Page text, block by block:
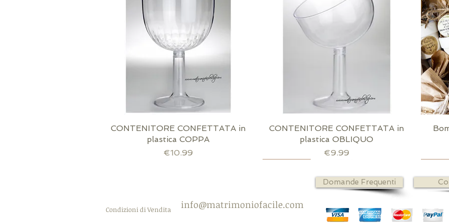
Quick View
CONTENITORE CONFETTATA in
plastica COPPA
Price
€10.99
Quick View
CONTENITORE CONFETTATA in
plastica OBLIQUO
Price
€9.99
Domande Frequenti
Condizioni di Vendita info@matrimoniofacile.com